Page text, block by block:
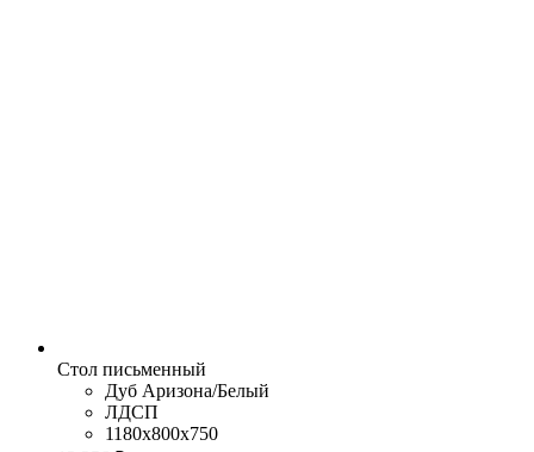
Стол письменный
Дуб Аризона/Белый
ЛДСП
1180x800x750